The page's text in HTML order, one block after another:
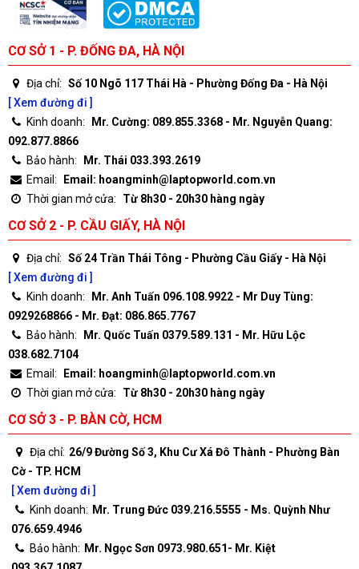
CƠ SỞ 1 - P. ĐỐNG ĐA, HÀ NỘI
Địa chỉ: Số 10 Ngõ 117 Thái Hà - Phường Đống Đa - Hà Nội
[ Xem đường đi ]
Kinh doanh:
Mr. Cường: 089.855.3368 - Mr. Nguyễn Quang:
092.877.8866
Bảo hành:
Mr. Thái 033.393.2619
Email:
Email: hoangminh@laptopworld.com.vn
Thời gian mở cửa:
Từ 8h30 - 20h30 hàng ngày
CƠ SỞ 2 - P. CẦU GIẤY, HÀ NỘI
Địa chỉ: Số 24 Trần Thái Tông - Phường Cầu Giấy - Hà Nội
[ Xem đường đi ]
Kinh doanh:
Mr. Anh Tuấn 096.108.9922 - Mr Duy Tùng:
0929268866 - Mr. Đạt: 086.865.7767
Bảo hành:
Mr. Quốc Tuấn 0379.589.131 - Mr. Hữu Lộc
038.682.7104
Email:
Email: hoangminh@laptopworld.com.vn
Thời gian mở cửa:
Từ 8h30 - 20h30 hàng ngày
CƠ SỞ 3 - P. BÀN CỜ, HCM
Địa chỉ: 26/9 Đường Số 3, Khu Cư Xá Đô Thành - Phường Bàn
Cờ - TP. HCM
[ Xem đường đi ]
Kinh doanh: Mr. Trung Đức 039.216.5555 - Ms. Quỳnh Như
076.659.4946
Bảo hành: Mr. Ngọc Sơn 0973.980.651- Mr. Kiệt